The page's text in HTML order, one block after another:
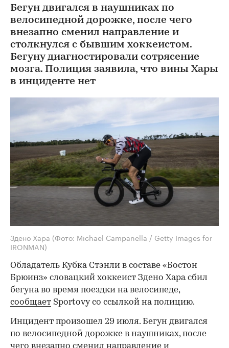
Бегун двигался в наушниках по
велосипедной дорожке, после чего
внезапно сменил направление и
столкнулся с бывшим хоккеистом.
Бегуну диагностировали сотрясение
мозга. Полиция заявила, что вины Хары
в инциденте нет
Здено Хара (Фото: Michael Campanella / Getty Images for
IRONMAN)
Обладатель Кубка Стэнли в составе «Бостон
Брюинз» словацкий хоккеист Здено Хара сбил
бегуна во время поездки на велосипеде,
сообщает Sportovy со ссылкой на полицию.
Инцидент произошел 29 июля. Бегун двигался
по велосипедной дорожке в наушниках, после
чего внезапно сменил направление и